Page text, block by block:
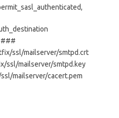
ssl/mailserver/smtpd.crt
ssl/mailserver/smtpd.key
mailserver/cacert.pem